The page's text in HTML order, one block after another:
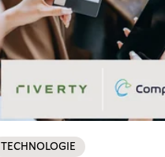
TECHNOLOGIE